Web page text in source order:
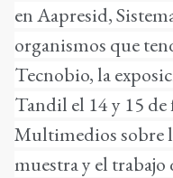
en Aapresid,
organismos que
Tecnobio, la
Tandil el 14 y 15
Multimedios sobre
muestra y el trabajo